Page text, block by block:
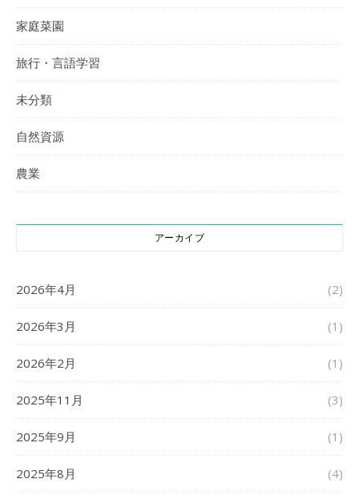
家庭菜園
旅行・言語学習
未分類
自然資源
農業
アーカイブ
2026年4月 (2)
2026年3月 (1)
2026年2月 (1)
2025年11月 (3)
2025年9月 (1)
2025年8月 (4)